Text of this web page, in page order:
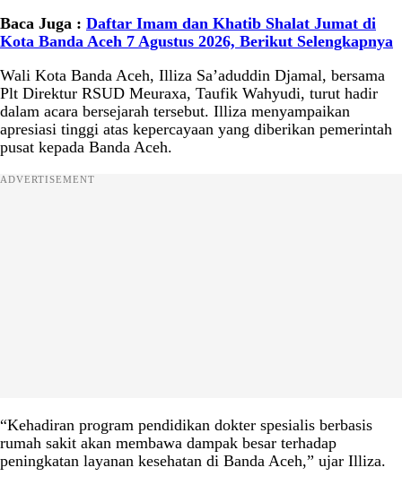
Baca Juga : Daftar Imam dan Khatib Shalat Jumat di
Kota Banda Aceh 7 Agustus 2026, Berikut Selengkapnya
Wali Kota Banda Aceh, Illiza Sa’aduddin Djamal, bersama
Plt Direktur RSUD Meuraxa, Taufik Wahyudi, turut hadir
dalam acara bersejarah tersebut. Illiza menyampaikan
apresiasi tinggi atas kepercayaan yang diberikan pemerintah
pusat kepada Banda Aceh.
ADVERTISEMENT
“Kehadiran program pendidikan dokter spesialis berbasis
rumah sakit akan membawa dampak besar terhadap
peningkatan layanan kesehatan di Banda Aceh,” ujar Illiza.